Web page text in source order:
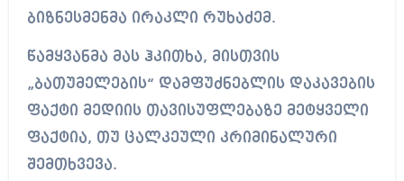
ბიზნესმენმა ირაკლი რუხაძემ.
წამყვანმა მას ჰკითხა, მისთვის
„ბათუმელების“ დამფუძნებლის დაკავების
ფაქტი მედიის თავისუფლებაზე მეტყველი
ფაქტია, თუ ცალკეული კრიმინალური
შემთხვევა.